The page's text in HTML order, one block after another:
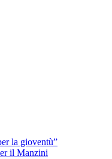
la gioventù”
il Manzini